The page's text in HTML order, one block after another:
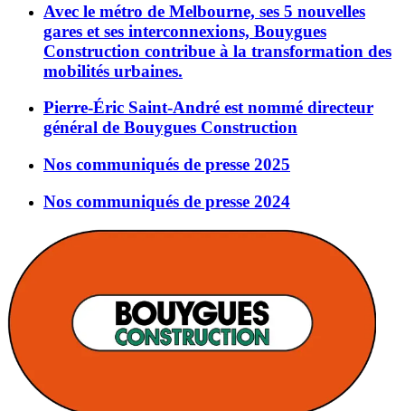
Avec le métro de Melbourne, ses 5 nouvelles
gares et ses interconnexions, Bouygues
Construction contribue à la transformation des
mobilités urbaines.
Pierre-Éric Saint-André est nommé directeur
général de Bouygues Construction
Nos communiqués de presse 2025
Nos communiqués de presse 2024